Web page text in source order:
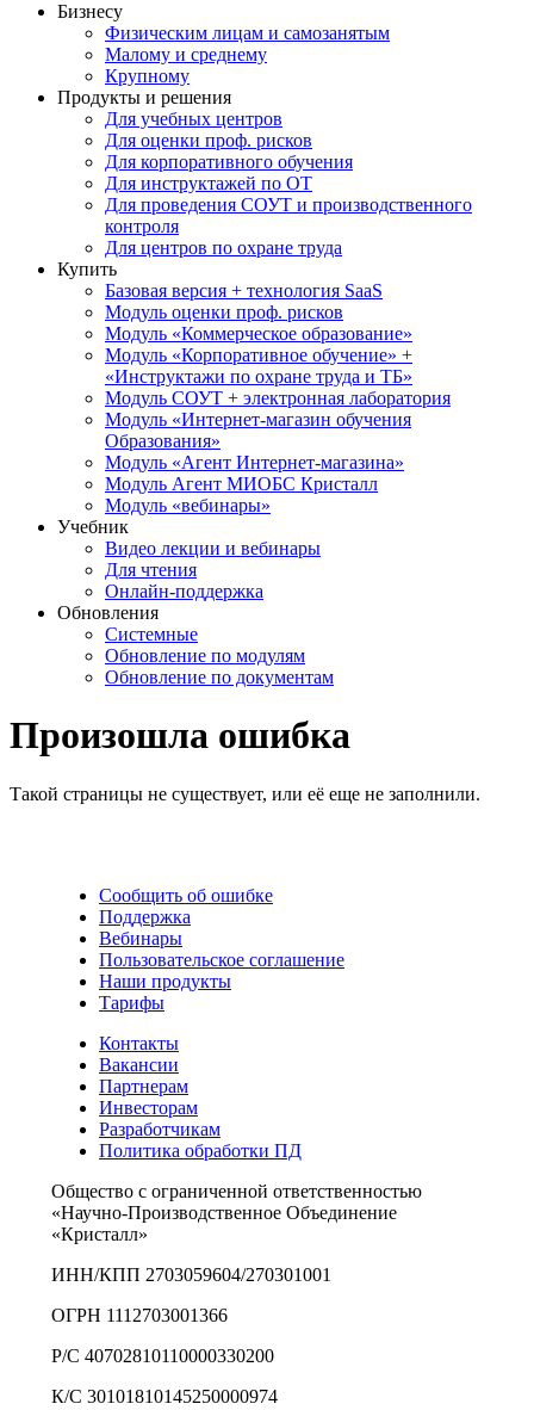
Бизнесу
Физическим лицам и самозанятым
Малому и среднему
Крупному
Продукты и решения
Для учебных центров
Для оценки проф. рисков
Для корпоративного обучения
Для инструктажей по ОТ
Для проведения СОУТ и производственного
контроля
Для центров по охране труда
Купить
Базовая версия + технология SaaS
Модуль оценки проф. рисков
Модуль «Коммерческое образование»
Модуль «Корпоративное обучение» +
«Инструктажи по охране труда и ТБ»
Модуль СОУТ + электронная лаборатория
Модуль «Интернет-магазин обучения
Образования»
Модуль «Агент Интернет-магазина»
Модуль Агент МИОБС Кристалл
Модуль «вебинары»
Учебник
Видео лекции и вебинары
Для чтения
Онлайн-поддержка
Обновления
Системные
Обновление по модулям
Обновление по документам
Произошла ошибка
Такой страницы не существует, или её еще не заполнили.
Сообщить об ошибке
Поддержка
Вебинары
Пользовательское соглашение
Наши продукты
Тарифы
Контакты
Вакансии
Партнерам
Инвесторам
Разработчикам
Политика обработки ПД
Общество с ограниченной ответственностью
«Научно-Производственное Объединение
«Кристалл»
ИНН/КПП 2703059604/270301001
ОГРН 1112703001366
Р/С 40702810110000330200
К/С 30101810145250000974